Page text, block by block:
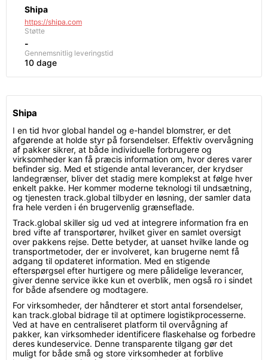
Shipa
https://shipa.com
Støtte
-
Gennemsnitlig leveringstid
10 dage
Shipa
I en tid hvor global handel og e-handel blomstrer, er det
afgørende at holde styr på forsendelser. Effektiv overvågning
af pakker sikrer, at både individuelle forbrugere og
virksomheder kan få præcis information om, hvor deres varer
befinder sig. Med et stigende antal leverancer, der krydser
landegrænser, bliver det stadig mere komplekst at følge hver
enkelt pakke. Her kommer moderne teknologi til undsætning,
og tjenesten track.global tilbyder en løsning, der samler data
fra hele verden i én brugervenlig grænseflade.
Track.global skiller sig ud ved at integrere information fra en
bred vifte af transportører, hvilket giver en samlet oversigt
over pakkens rejse. Dette betyder, at uanset hvilke lande og
transportmetoder, der er involveret, kan brugerne nemt få
adgang til opdateret information. Med en stigende
efterspørgsel efter hurtigere og mere pålidelige leverancer,
giver denne service ikke kun et overblik, men også ro i sindet
for både afsendere og modtagere.
For virksomheder, der håndterer et stort antal forsendelser,
kan track.global bidrage til at optimere logistikprocesserne.
Ved at have en centraliseret platform til overvågning af
pakker, kan virksomheder identificere flaskehalse og forbedre
deres kundeservice. Denne transparente tilgang gør det
muligt for både små og store virksomheder at forblive